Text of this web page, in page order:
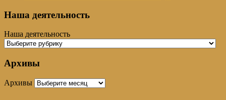
Наша деятельность
Наша деятельность
Архивы
Архивы